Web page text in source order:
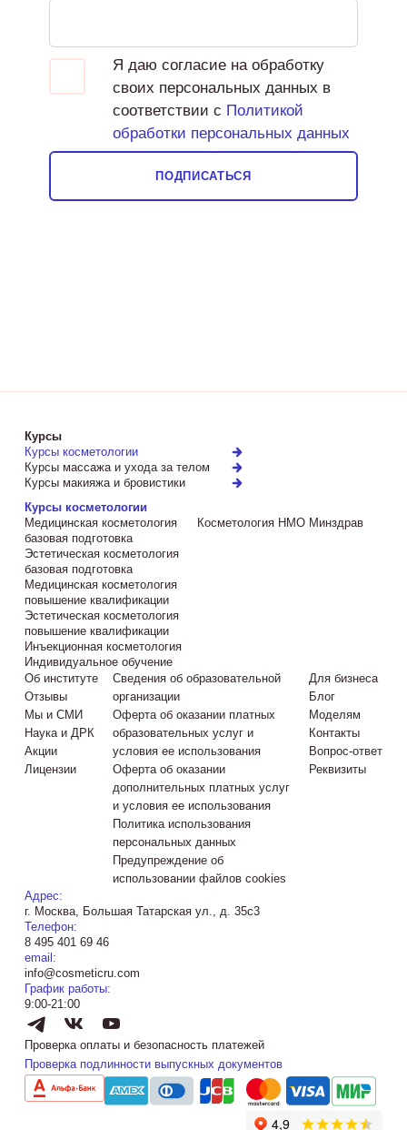
Я даю согласие на обработку
своих персональных данных в
соответствии с Политикой
обработки персональных данных
ПОДПИСАТЬСЯ
Курсы
Курсы косметологии
Курсы массажа и ухода за телом
Курсы макияжа и бровистики
Курсы косметологии
Медицинская косметология
базовая подготовка
Эстетическая косметология
базовая подготовка
Медицинская косметология
повышение квалификации
Эстетическая косметология
повышение квалификации
Инъекционная косметология
Индивидуальное обучение
Косметология НМО Минздрав
Об институте
Отзывы
Мы и СМИ
Наука и ДРК
Акции
Лицензии
Сведения об образовательной
организации
Оферта об оказании платных
образовательных услуг и
условия ее использования
Оферта об оказании
дополнительных платных услуг
и условия ее использования
Политика использования
персональных данных
Предупреждение об
использовании файлов cookies
Для бизнеса
Блог
Моделям
Контакты
Вопрос-ответ
Реквизиты
Адрес:
г. Москва, Большая Татарская ул., д. 35с3
Телефон:
8 495 401 69 46
email:
info@cosmeticru.com
График работы:
9:00-21:00
Проверка оплаты и безопасность платежей
Проверка подлинности выпускных документов